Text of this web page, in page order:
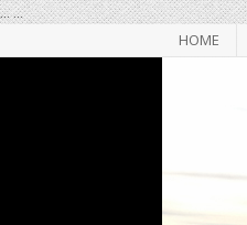
......
HOME